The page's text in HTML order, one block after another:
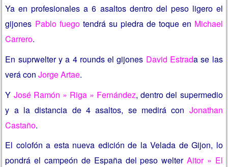
Ya en profesionales a 6 asaltos dentro del peso ligero el
gijones Pablo fuegotendrá su piedra de toque en Michael
Carrero.
En suprwelter y a 4 rounds el gijones David Estrada se las
verá conJorge Artae.
Y José Ramón » Riga » Fernández, dentro del supermedio
y a la distancia de 4 asaltos, se medirá con Jonathan
Castaño.
El colofón a esta nueva edición de la Velada de Gijon, lo
pondrá el campeón de España del peso welter Aitor » El